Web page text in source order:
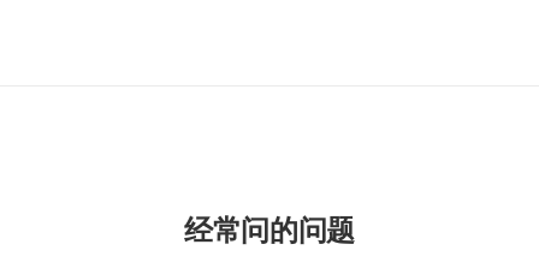
经常问的问题